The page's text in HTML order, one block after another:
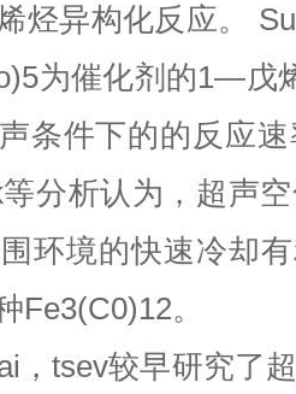
烃异构化反应。
为催化剂的1—戊
条件下的的反应
等分析认为，超声
环境的快速冷却
Fe3(C0)12。
，tsev较早研究了